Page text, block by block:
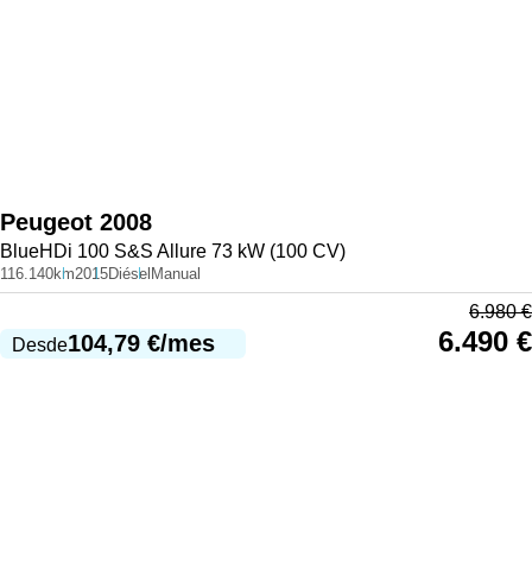
Peugeot 2008
BlueHDi 100 S&S Allure 73 kW (100 CV)
116.140km2015Diésel Manual
Desde104,79 €/mes
6.980€
6.490 €